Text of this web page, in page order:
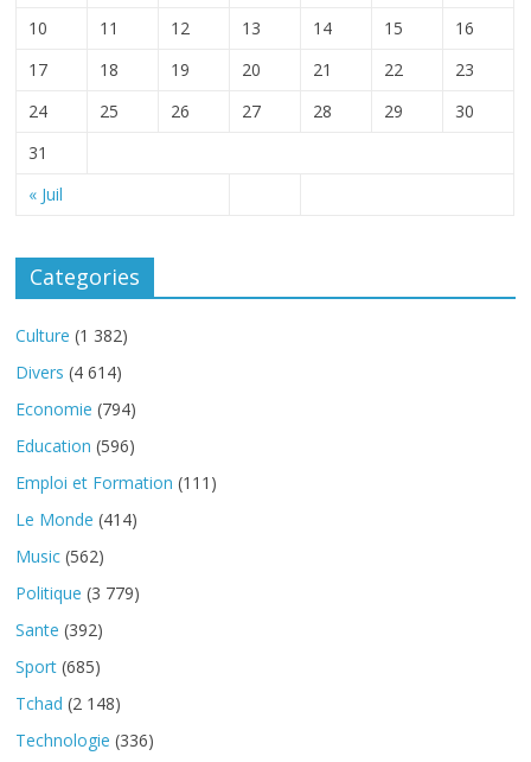
« Juil
10
11 12 13 14 15
16
17
18 19 20 21 22
23
24
25 26 27 28 29
30
31
Categories
Culture (1 382)
Divers (4 614)
Economie (794)
Education (596)
Emploi et Formation (111)
Le Monde (414)
Music (562)
Politique (3 779)
Sante (392)
Sport (685)
Tchad (2 148)
Technologie (336)